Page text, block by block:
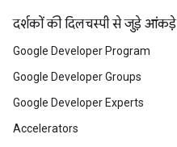
दर्शकों की दिलचस्पी से जुड़े आंकड़े
Google Developer Program
Google Developer Groups
Google Developer Experts
Accelerators